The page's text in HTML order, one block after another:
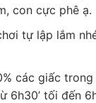
con cực phê ạ.
tự lập lắm
các giấc
6h30’ tối đến